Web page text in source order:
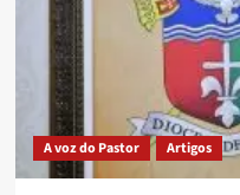
A voz do Pastor Artigos